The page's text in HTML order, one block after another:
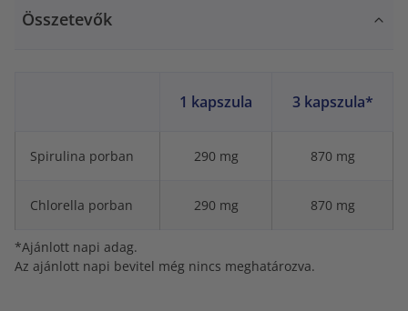
Összetevők
1 kapszula 3 kapszula*
Spirulina porban 290 mg 870 mg
Chlorella porban 290 mg 870 mg
*Ajánlott napi adag.
Az ajánlott napi bevitel még nincs meghatározva.